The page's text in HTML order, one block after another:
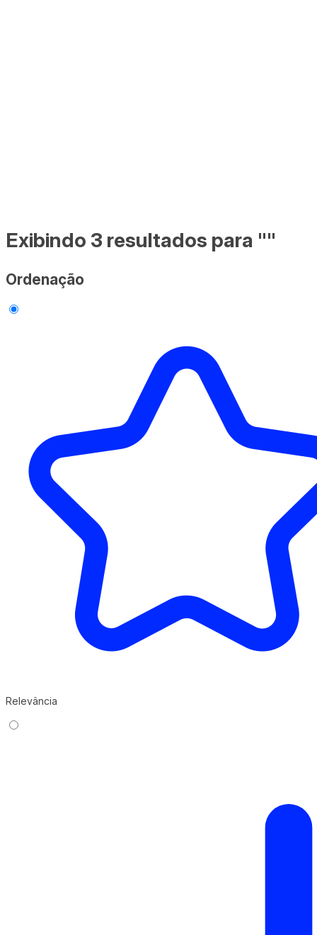
Exibindo 3 resultados para ""
Ordenação
Relevância